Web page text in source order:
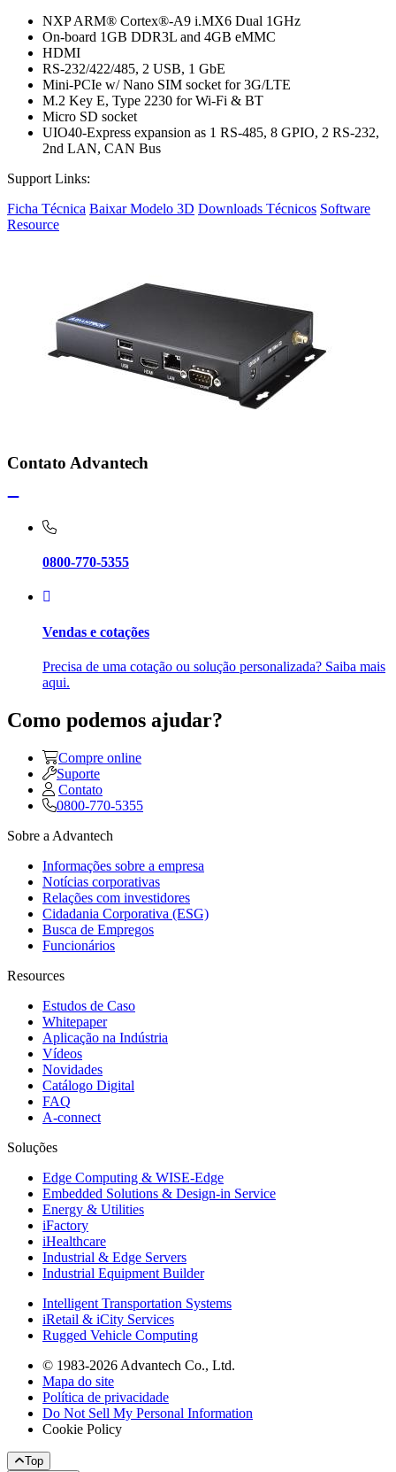
NXP ARM® Cortex®-A9 i.MX6 Dual 1GHz
On-board 1GB DDR3L and 4GB eMMC
HDMI
RS-232/422/485, 2 USB, 1 GbE
Mini-PCIe w/ Nano SIM socket for 3G/LTE
M.2 Key E, Type 2230 for Wi-Fi & BT
Micro SD socket
UIO40-Express expansion as 1 RS-485, 8 GPIO, 2 RS-232,
2nd LAN, CAN Bus
Support Links:
Ficha Técnica Baixar Modelo 3D Downloads Técnicos Software
Resource
Contato Advantech
0800-770-5355
Vendas e cotações
Precisa de uma cotação ou solução personalizada? Saiba mais
aqui.
Como podemos ajudar?
Compre online
Suporte
Contato
0800-770-5355
Sobre a Advantech
Informações sobre a empresa
Notícias corporativas
Relações com investidores
Cidadania Corporativa (ESG)
Busca de Empregos
Funcionários
Resources
Estudos de Caso
Whitepaper
Aplicação na Indústria
Vídeos
Novidades
Catálogo Digital
FAQ
A-connect
Soluções
Edge Computing & WISE-Edge
Embedded Solutions & Design-in Service
Energy & Utilities
iFactory
iHealthcare
Industrial & Edge Servers
Industrial Equipment Builder
Intelligent Transportation Systems
iRetail & iCity Services
Rugged Vehicle Computing
© 1983-2026 Advantech Co., Ltd.
Mapa do site
Política de privacidade
Do Not Sell My Personal Information
Cookie Policy
Top